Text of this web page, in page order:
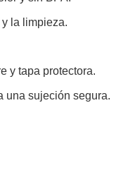
la limpieza.
y tapa protectora.
una sujeción segura.